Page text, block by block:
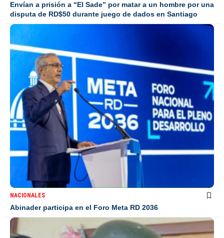
Envían a prisión a “El Sade” por matar a un hombre por una
disputa de RD$50 durante juego de dados en Santiago
NACIONALES
Abinader participa en el Foro Meta RD 2036